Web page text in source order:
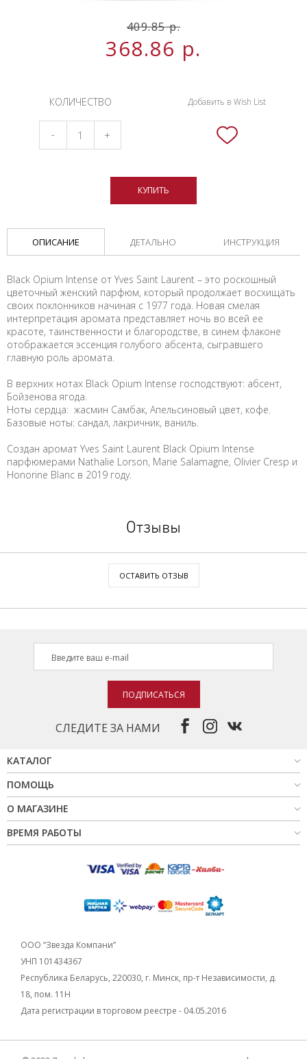
409.85р.
368.86 р.
КОЛИЧЕСТВО
- +
КУПИТЬ
Добавить в Wish List
ОПИСАНИЕ ДЕТАЛЬНО ИНСТРУКЦИЯ
Black Opium Intense от Yves Saint Laurent – это роскошный
цветочный женский парфюм, который продолжает восхищать
своих поклонников начиная с 1977 года. Новая смелая
интерпретация аромата представляет ночь во всей ее
красоте, таинственности и благородстве, в синем флаконе
отображается эссенция голубого абсента, сыгравшего
главную роль аромата.
В верхних нотах Black Opium Intense господствуют: абсент,
Бойзенова ягода.
Ноты сердца: жасмин Самбак, Апельсиновый цвет, кофе.
Базовые ноты: сандал, лакричник, ваниль.
Создан аромат Yves Saint Laurent Black Opium Intense
парфюмерами Nathalie Lorson, Marie Salamagne, Olivier Cresp и
Honorine Blanc в 2019 году.
Отзывы
ОСТАВИТЬ ОТЗЫВ
СЛЕДИТЕ ЗА НАМИ
ПОДПИСАТЬСЯ
КАТАЛОГ
ПОМОЩЬ
О МАГАЗИНЕ
ВРЕМЯ РАБОТЫ
ООО “Звезда Компани”
УНП 101434367
Республика Беларусь, 220030, г. Минск, пр-т Независимости, д.
18, пом. 11Н
Дата регистрации в торговом реестре - 04.05.2016